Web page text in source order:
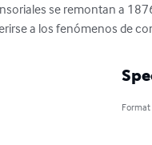
se remontan a
a los fenómenos de
Format